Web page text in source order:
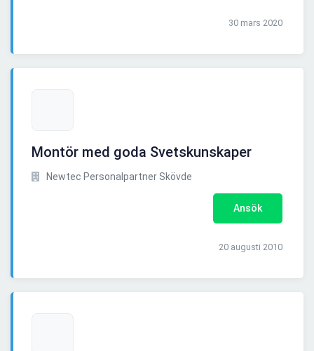
30 mars 2020
Montör med goda Svetskunskaper
Newtec Personalpartner Skövde
Ansök
20 augusti 2010